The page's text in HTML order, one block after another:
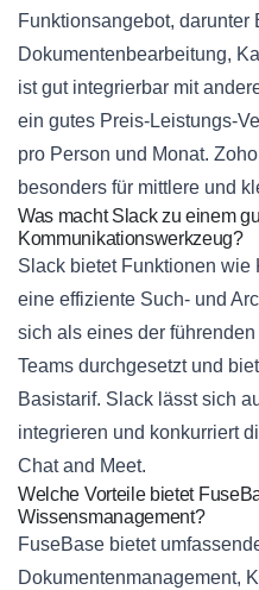
Funktionsangebot, darunter
Dokumentenbearbeitung,
ist gut integrierbar mit
ein gutes Preis-Leistungs-
pro Person und Monat.
besonders für mittlere und
Was macht Slack zu einem
Kommunikationswerkzeug?
Slack bietet Funktionen wie
eine effiziente Such- und
sich als eines der
Teams durchgesetzt und
Basistarif. Slack lässt sich
integrieren und konkurriert
Chat and Meet.
Welche Vorteile bietet
Wissensmanagement?
FuseBase bietet
Dokumentenmanagement,